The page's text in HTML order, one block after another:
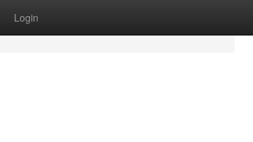
Login